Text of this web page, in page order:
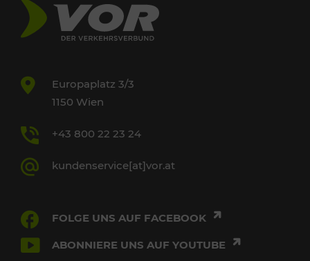
Europaplatz 3/3
1150 Wien
+43 800 22 23 24
kundenservice[at]vor.at
FOLGE UNS AUF FACEBOOK
ABONNIERE UNS AUF YOUTUBE